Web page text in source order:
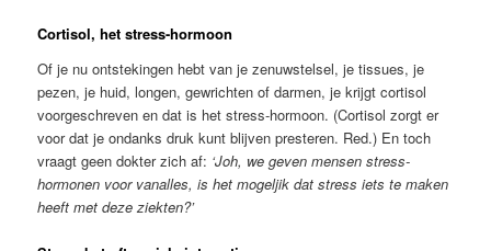
Cortisol, het stress-hormoon
Of je nu ontstekingen hebt van je zenuwstelsel, je tissues, je
pezen, je huid, longen, gewrichten of darmen, je krijgt cortisol
voorgeschreven en dat is het stress-hormoon. (Cortisol zorgt er
voor dat je ondanks druk kunt blijven presteren. Red.) En toch
vraagt geen dokter zich af: ‘Joh, we geven mensen stress-
hormonen voor vanalles, is het mogeljik dat stress iets te maken
heeft met deze ziekten?’